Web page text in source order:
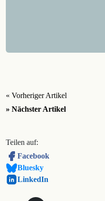
« Vorheriger Artikel
» Nächster Artikel
Teilen auf:
Facebook
Bluesky
LinkedIn